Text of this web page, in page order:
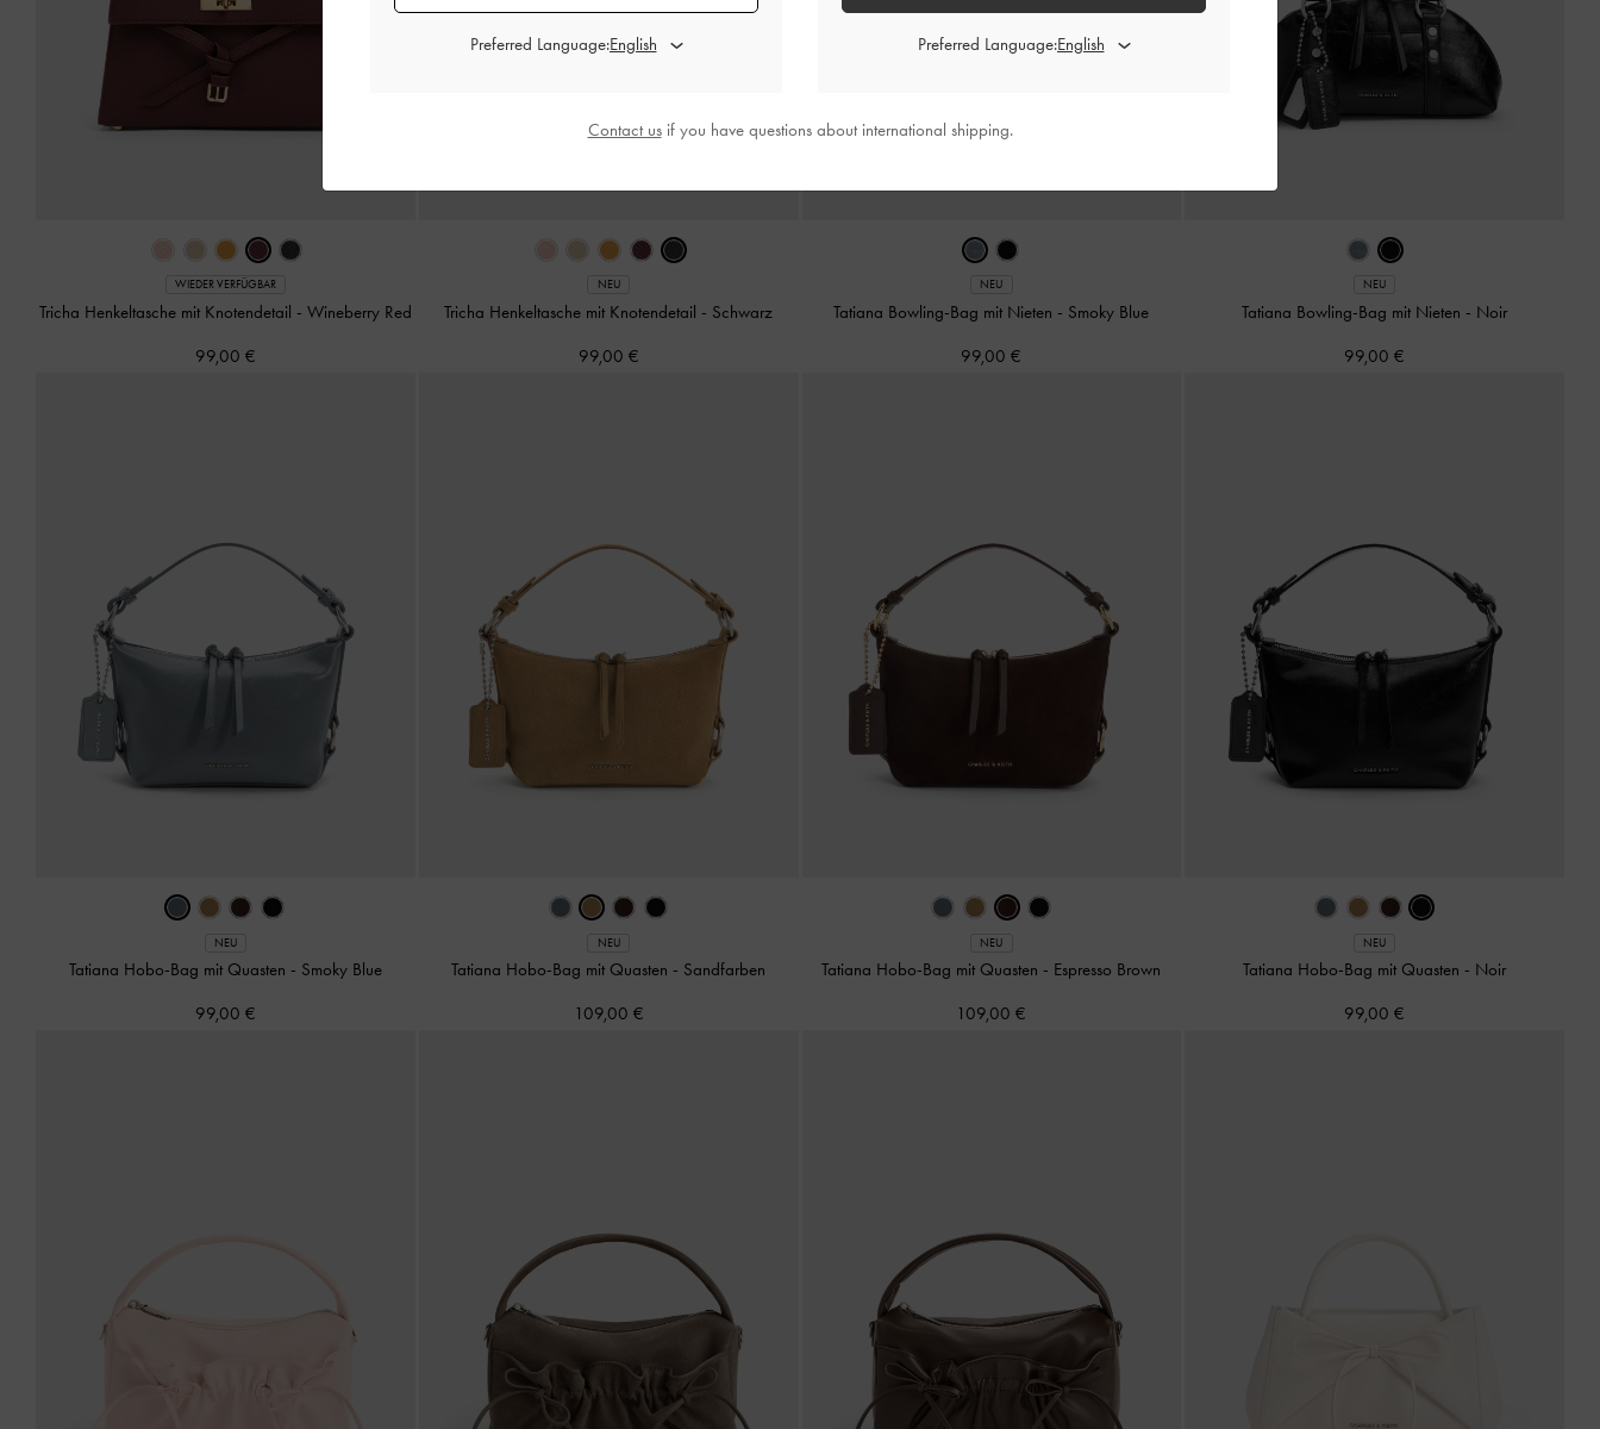
WIEDER VERFÜGBAR
Tricha Henkeltasche mit Knotendetail - Wineberry Red
99,00 €
NEU
Tricha Henkeltasche mit Knotendetail - Schwarz
99,00 €
NEU
Tatiana Bowling-Bag mit Nieten - Smoky Blue
99,00 €
NEU
Tatiana Bowling-Bag mit Nieten - Noir
99,00 €
NEU
Tatiana Hobo-Bag mit Quasten - Smoky Blue
99,00 €
NEU
Tatiana Hobo-Bag mit Quasten - Sandfarben
109,00 €
NEU
Tatiana Hobo-Bag mit Quasten - Espresso Brown
109,00 €
NEU
Tatiana Hobo-Bag mit Quasten - Noir
99,00 €
Preferred Language: Preferred Language:
Contact usif you have questions about international shipping.